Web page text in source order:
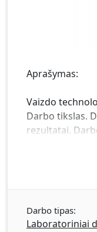
Aprašymas:
Vaizdo
Darbo tikslas.
rezultatai.
Darbo tipas:
Laboratoriniai